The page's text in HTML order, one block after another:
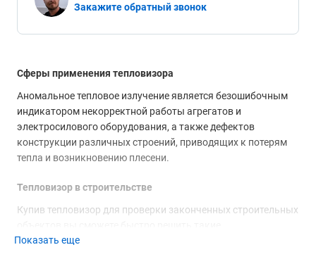
Закажите обратный звонок
Сферы применения тепловизора
Аномальное тепловое излучение является безошибочным
индикатором некорректной работы агрегатов и
электросилового оборудования, а также дефектов
конструкции различных строений, приводящих к потерям
тепла и возникновению плесени.
Тепловизор в строительстве
Купив тепловизор для проверки законченных строительных
распространённые задачи, как выявление "мостов холода"
Показать еще